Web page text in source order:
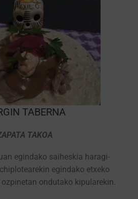
TABERNA
TAKOA
egindako saiheskia haragi-
egindako etxeko
ondutako kipularekin.